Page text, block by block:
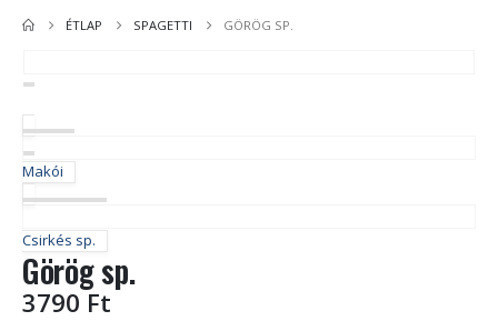
ÉTLAP SPAGETTI GÖRÖG SP.
Makói
Csirkés sp.
Görög sp.
3790 Ft